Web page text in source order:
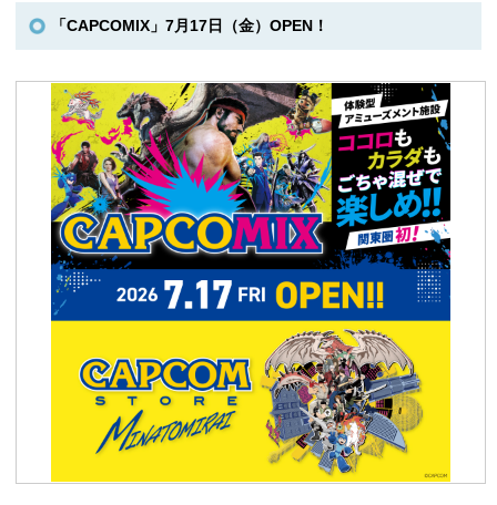
「CAPCOMIX」7月17日（金）OPEN！